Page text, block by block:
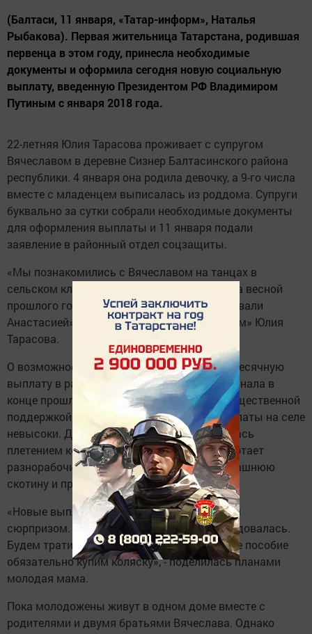
(Балтаси, 11 января, «Татар-информ», Наталья
Рыбакова). Первая жительница Татарстана, родившая
первенца в этом году, принесла необходимые
документы и оформила сегодня новую социальную
выплату, введенную Президентом РФ Владимиром
Путиным с января 2018 года.
22-летняя Юлия Тарасова проживает с супругом
Вячеславом в деревне Сизнер Балтасинского района
республики. 4 января она родила девочку, а 9-го числа
вместе с младенцем выписалась из роддома. Супруги
буквально за сутки собрали необходимые документы
для оформления выплаты и 11 января подали
заявление в районный отдел соцзащиты.
«Мы познакомились с Вячеславом на танцах в
сельском клубе. Встречались четыре года, а весной
прошлого года сыграли свадьбу. Дочку назвали
Анастасией», - рассказала ИА «Татар-информ» Юлия
Тарасова.
О возможности получать на первенца ежемесячную
выплату в размере 8490 рублей женщина узнала в
конце прошлого года. Эти деньги станут существенной
поддержкой для молодой семьи, ведь зарплаты на селе
невысоки. До беременности Юлия занималась
плетением корзин и кресел, а Вячеслав работает
разнорабочим. Семья также содержит домашнюю
скотину и продает молоко.
«Новые выплаты стали для меня приятным
сюрпризом. Когда узнала о них, очень обрадовалась.
Будем тратить деньги на ребенка. На первое пособие
обязательно купим коляску», - поделилась планами
молодая мама.
Пока молодожены живут в одном доме вместе с
родителями и двумя братьями Вячеслава. Однако